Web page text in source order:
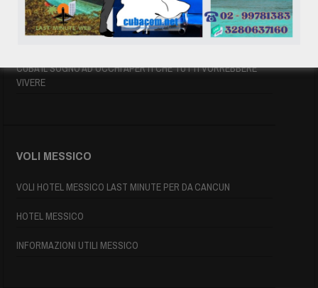
INFORMAZIONI UTILI
MAPPA DI CUBA
CUBA IL SOGNO AD OCCHI APERTI CHE TUTTI VORREBBERE
VIVERE
VOLI MESSICO
VOLI HOTEL MESSICO LAST MINUTE PER DA CANCUN
HOTEL MESSICO
INFORMAZIONI UTILI MESSICO